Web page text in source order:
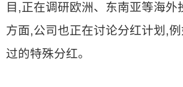
目,正在调研欧洲、东南亚等海外
方面,公司也正在讨论分红计划,
过的特殊分红。